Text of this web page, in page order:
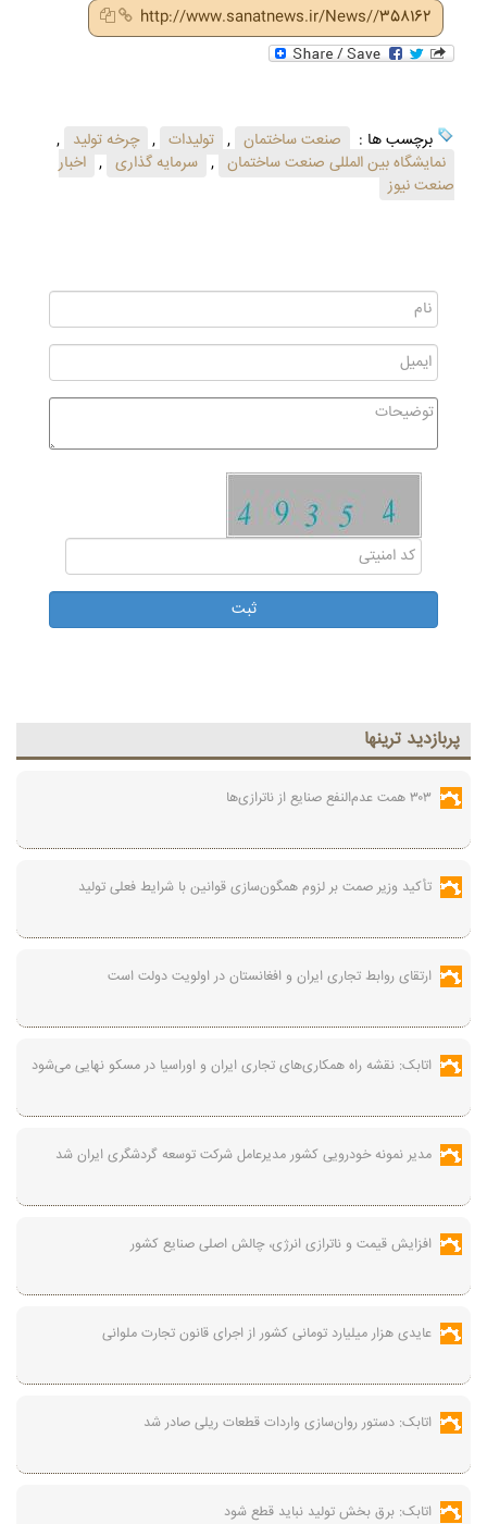
http://www.sanatnews.ir/News//358162
برچسب ها : صنعت ساختمان , تولیدات , چرخه تولید ,
نمایشگاه بین المللی صنعت ساختمان , سرمایه گذاری , اخبار
صنعت نیوز
پربازديد ترينها
۳۰۳ همت عدم‌النفع صنایع از ناترازی‌ها
تأکید وزیر صمت بر لزوم همگون‌سازی قوانین با شرایط فعلی تولید
ارتقای روابط تجاری ایران و افغانستان در اولویت دولت است
اتابک: نقشه راه همکاری‌های تجاری ایران و اوراسیا در مسکو نهایی می‌شود
مدیر نمونه خودرویی کشور مدیرعامل شرکت توسعه گردشگری ایران شد
افزایش قیمت و ناترازی انرژی، چالش اصلی صنایع کشور
عایدی هزار میلیارد تومانی کشور از اجرای قانون تجارت ملوانی
اتابک: دستور روان‌سازی واردات قطعات ریلی صادر شد
اتابک: برق بخش تولید نباید قطع شود